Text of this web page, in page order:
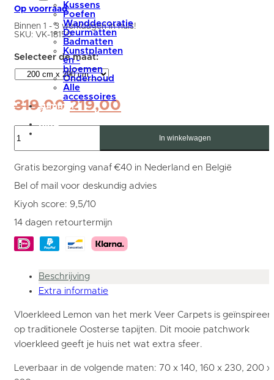
Kussens
Poefen
Wanddecoratie
Deurmatten
Badmatten
Kunstplanten
en -
bloemen
Onderhoud
Alle
accessoires
summer
blog
Op voorraad
Binnen 1 - 3 werkdagen in huis!
SKU: VK-18150
319,00 Oorspronkelijke
319,00.
219,00
219,00.
Lemon
-
x
cm
aantal
In winkelwagen
Gratis bezorging vanaf €40 in Nederland en België
Bel of mail voor deskundig advies
Kiyoh score: 9,5/10
14 dagen retourtermijn
Beschrijving
Extra informatie
Vloerkleed Lemon van het merk Veer Carpets is
op traditionele Oosterse tapijten. Dit mooie patchwork
vloerkleed geeft je huis net wat extra sfeer.
Leverbaar in de volgende maten: 70 x 140, 160 x 230, 200 x